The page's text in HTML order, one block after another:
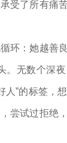
受了所有痛
环：她越善
无数个深
”的标签，
尝试过拒绝